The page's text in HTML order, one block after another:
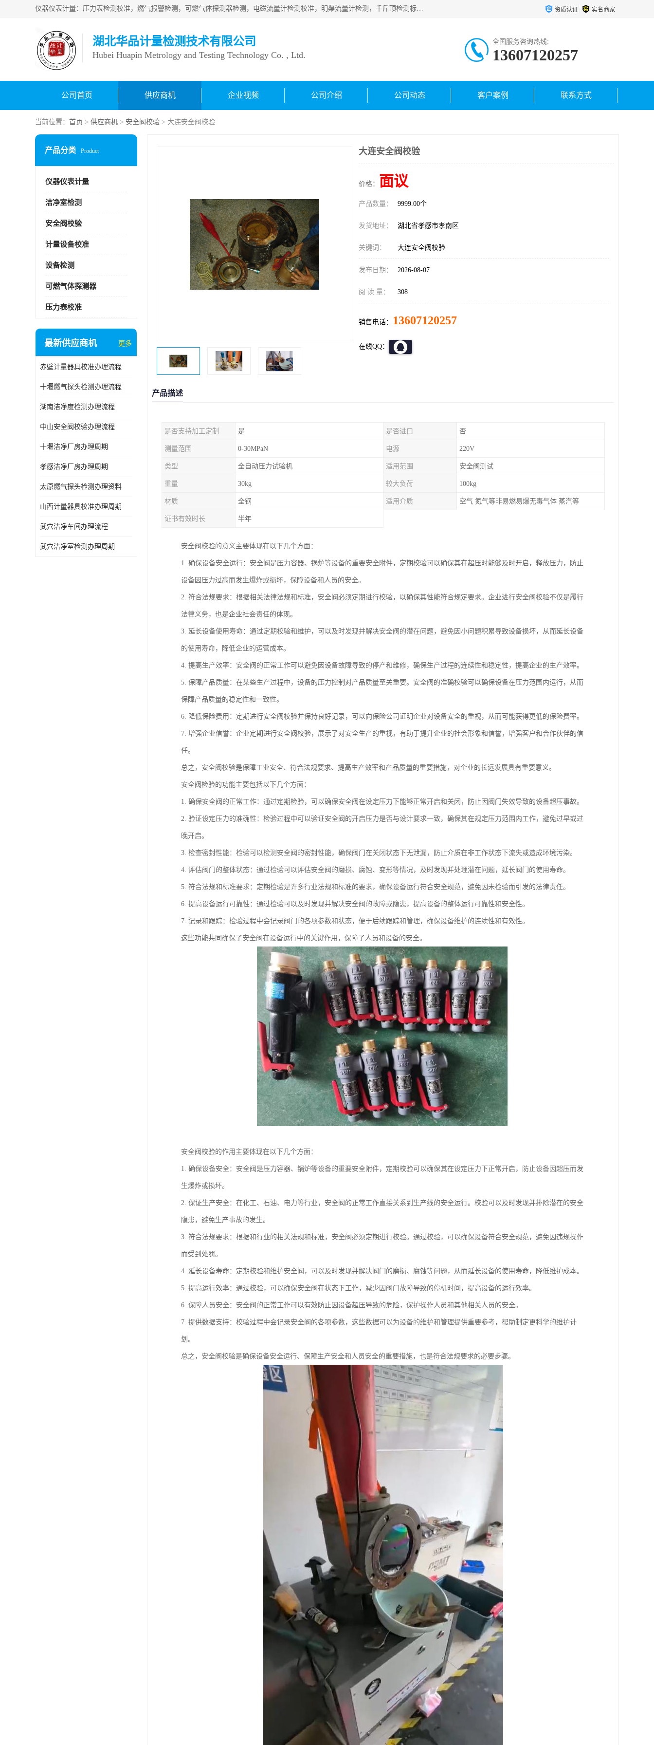
仪器仪表计量：压力表检测校准，燃气报警检测，可燃气体探测器检测，电磁流量计检测校准，明渠流量计检测，千斤顶检测标定，仪器校准，量具校准，仪表检测，仪器检测，计量设备校准；洁净室检测：洁净度检测，洁净厂房检测，无尘洁净室检测，悬浮粒子检测，*过滤器检测；安全阀校验：安全阀校验，安全阀检验，安全阀检测，安全阀年检，安全阀校正，安全阀校准； 资质认证 实名商家
湖北华品计量检测技术有限公司
Hubei Huapin Metrology and Testing Technology Co. , Ltd.
全国服务咨询热线:
13607120257
公司首页 供应商机 企业视频 公司介绍 公司动态 客户案例 联系方式
当前位置： 首页 > 供应商机 > 安全阀校验 > 大连安全阀校验
产品分类 Product
仪器仪表计量
洁净室检测
安全阀校验
计量设备校准
设备检测
可燃气体探测器
压力表校准
最新供应商机 更多
赤壁计量器具校准办理流程
十堰燃气探头检测办理流程
湖南洁净度检测办理流程
中山安全阀校验办理流程
十堰洁净厂房办理周期
孝感洁净厂房办理周期
太原燃气探头检测办理资料
山西计量器具校准办理周期
武穴洁净车间办理流程
武穴洁净室检测办理周期
大连安全阀校验
价格： 面议
产品数量： 9999.00个
发货地址： 湖北省孝感市孝南区
关键词： 大连安全阀校验
发布日期： 2026-08-07
阅 读 量： 308
销售电话： 13607120257
在线QQ：
产品描述
是否支持加工定制 是 是否进口 否
测量范围 0-30MPaN 电源 220V
类型 全自动压力试验机 适用范围 安全阀测试
重量 30kg 较大负荷 100kg
材质 全钢 适用介质 空气 氮气等非易燃易爆无毒气体 蒸汽等
证书有效时长 半年
安全阀校验的意义主要体现在以下几个方面：
1. 确保设备安全运行：安全阀是压力容器、锅炉等设备的重要安全附件，定期校验可以确保其在超压时能够及时开启，释放压力，防止
设备因压力过高而发生爆炸或损坏，保障设备和人员的安全。
2. 符合法规要求：根据相关法律法规和标准，安全阀必须定期进行校验，以确保其性能符合规定要求。企业进行安全阀校验不仅是履行
法律义务，也是企业社会责任的体现。
3. 延长设备使用寿命：通过定期校验和维护，可以及时发现并解决安全阀的潜在问题，避免因小问题积累导致设备损坏，从而延长设备
的使用寿命，降低企业的运营成本。
4. 提高生产效率：安全阀的正常工作可以避免因设备故障导致的停产和维修，确保生产过程的连续性和稳定性，提高企业的生产效率。
5. 保障产品质量：在某些生产过程中，设备的压力控制对产品质量至关重要。安全阀的准确校验可以确保设备在压力范围内运行，从而
保障产品质量的稳定性和一致性。
6. 降低保险费用：定期进行安全阀校验并保持良好记录，可以向保险公司证明企业对设备安全的重视，从而可能获得更低的保险费率。
7. 增强企业信誉：企业定期进行安全阀校验，展示了对安全生产的重视，有助于提升企业的社会形象和信誉，增强客户和合作伙伴的信
任。
总之，安全阀校验是保障工业安全、符合法规要求、提高生产效率和产品质量的重要措施，对企业的长远发展具有重要意义。
安全阀检验的功能主要包括以下几个方面：
1. 确保安全阀的正常工作：通过定期检验，可以确保安全阀在设定压力下能够正常开启和关闭，防止因阀门失效导致的设备超压事故。
2. 验证设定压力的准确性：检验过程中可以验证安全阀的开启压力是否与设计要求一致，确保其在规定压力范围内工作，避免过早或过
晚开启。
3. 检查密封性能：检验可以检测安全阀的密封性能，确保阀门在关闭状态下无泄漏，防止介质在非工作状态下流失或造成环境污染。
4. 评估阀门的整体状态：通过检验可以评估安全阀的磨损、腐蚀、变形等情况，及时发现并处理潜在问题，延长阀门的使用寿命。
5. 符合法规和标准要求：定期检验是许多行业法规和标准的要求，确保设备运行符合安全规范，避免因未检验而引发的法律责任。
6. 提高设备运行可靠性：通过检验可以及时发现并解决安全阀的故障或隐患，提高设备的整体运行可靠性和安全性。
7. 记录和跟踪：检验过程中会记录阀门的各项参数和状态，便于后续跟踪和管理，确保设备维护的连续性和有效性。
这些功能共同确保了安全阀在设备运行中的关键作用，保障了人员和设备的安全。
安全阀校验的作用主要体现在以下几个方面：
1. 确保设备安全：安全阀是压力容器、锅炉等设备的重要安全附件，定期校验可以确保其在设定压力下正常开启，防止设备因超压而发
生爆炸或损坏。
2. 保证生产安全：在化工、石油、电力等行业，安全阀的正常工作直接关系到生产线的安全运行。校验可以及时发现并排除潜在的安全
隐患，避免生产事故的发生。
3. 符合法规要求：根据和行业的相关法规和标准，安全阀必须定期进行校验。通过校验，可以确保设备符合安全规范，避免因违规操作
而受到处罚。
4. 延长设备寿命：定期校验和维护安全阀，可以及时发现并解决阀门的磨损、腐蚀等问题，从而延长设备的使用寿命，降低维护成本。
5. 提高运行效率：通过校验，可以确保安全阀在状态下工作，减少因阀门故障导致的停机时间，提高设备的运行效率。
6. 保障人员安全：安全阀的正常工作可以有效防止因设备超压导致的危险，保护操作人员和其他相关人员的安全。
7. 提供数据支持：校验过程中会记录安全阀的各项参数，这些数据可以为设备的维护和管理提供重要参考，帮助制定更科学的维护计
划。
总之，安全阀校验是确保设备安全运行、保障生产安全和人员安全的重要措施，也是符合法规要求的必要步骤。